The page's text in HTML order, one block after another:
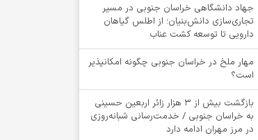
جهاد دانشگاهی خراسان جنوبی در مسیر
تجاری‌سازی دانش‌بنیان؛ از اطلس گیاهان
دارویی تا توسعه کشت عناب
‌مهار ملخ در خراسان جنوبی چگونه امکانپذیر
است؟
بازگشت بیش از ۳ هزار زائر اربعین حسینی
به خراسان جنوبی / خدمت‌رسانی شبانه‌روزی
در مرز مهران ادامه دارد